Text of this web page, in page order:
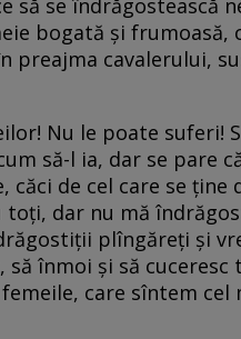
să se îndrăgostească
bogată și frumoasă,
preajma cavalerului,
Nu le poate suferi!
să-l ia, dar se pare
căci de cel care se
toți, dar nu mă
plîngăreți și
să înmoi și să
care sîntem